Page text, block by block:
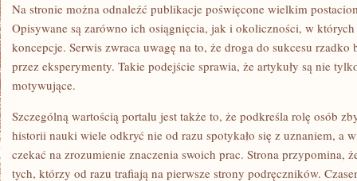
Na stronie można odnaleźć publikacje poświęcone wielkim
Opisywane są zarówno ich osiągnięcia, jak i okoliczności, w których
koncepcje. Serwis zwraca uwagę na to, że droga do sukcesu rzadko
przez eksperymenty. Takie podejście sprawia, że artykuły są nie
motywujące.
Szczególną wartością portalu jest także to, że podkreśla rolę osób
historii nauki wiele odkryć nie od razu spotykało się z uznaniem, a
czekać na zrozumienie znaczenia swoich prac. Strona przypomina,
tych, którzy od razu trafiają na pierwsze strony podręczników.